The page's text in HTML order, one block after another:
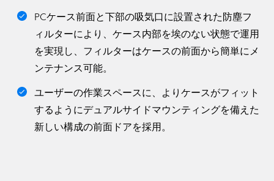
PCケース前面と下部の吸気口に設置された防塵フ
ィルターにより、ケース内部を埃のない状態で運用
を実現し、フィルターはケースの前面から簡単にメ
ンテナンス可能。
ユーザーの作業スペースに、よりケースがフィット
するようにデュアルサイドマウンティングを備えた
新しい構成の前面ドアを採用。